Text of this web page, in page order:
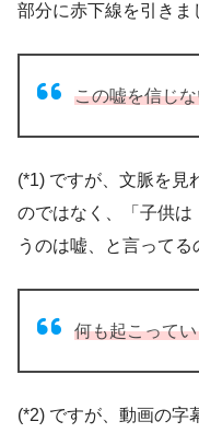
部分に赤下線を引きま
この嘘を信じ
(*1) ですが、文脈を見
のではなく、「子供
うのは嘘、と言ってる
何も起こって
(*2) ですが、動画の字